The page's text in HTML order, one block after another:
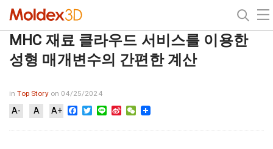
MHC 재료 클라우드 서비스를 이용한
성형 매개변수의 간편한 계산
inTop Story on 04/25/2024
A- A A+ Facebook
Twitter
Line Sina WeChat